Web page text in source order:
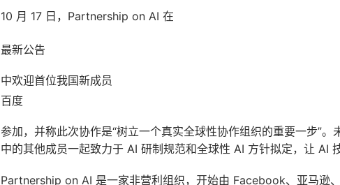
10 月 17 日，Partnership on AI 在
最新公告
中欢迎首位我国新成员
百度
参加，并称此次协作是“树立一个真实全球性协作组织的重要一步”
中的其他成员一起致力于 AI 研制规范和全球性 AI 方针拟定，让 AI
Partnership on AI 是一家非营利组织，开始由 Facebook、 亚马逊、